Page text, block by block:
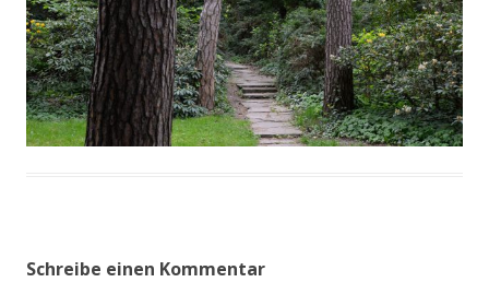
Schreibe einen Kommentar